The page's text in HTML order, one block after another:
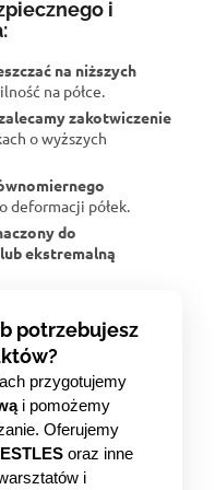
i
na niższych
na półce.
zakotwiczenie
o wyższych
deformacji półek.
do
ekstremalną
potrzebujesz
przygotujemy
i pomożemy
Oferujemy
oraz inne
i